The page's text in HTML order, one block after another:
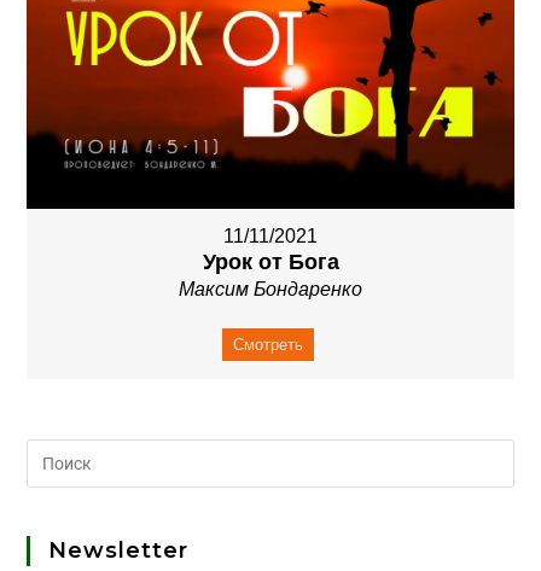
11/11/2021
Урок от Бога
Максим Бондаренко
Смотреть
Newsletter